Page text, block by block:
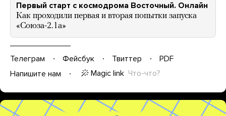
Первый старт с космодрома Восточный. Онлайн
Как проходили первая и вторая попытки запуска
«Союза-2.1а»
Телеграм Фейсбук Твиттер
PDF
Напишите нам
Magic link Что-что?